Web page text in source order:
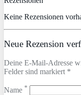
Keine Rezensionen
Neue Rezension
Deine E-Mail-Adresse
Felder sind markiert *
Name *